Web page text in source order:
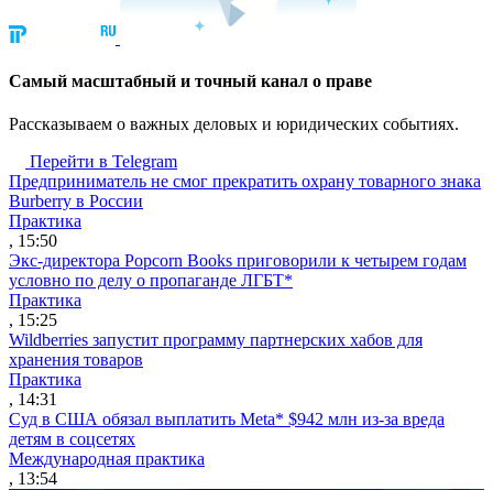
Cамый масштабный и точный канал о праве
Рассказываем о важных деловых и юридических событиях.
Перейти в Telegram
Предприниматель не смог прекратить охрану товарного знака
Burberry в России
Практика
, 15:50
Экс-директора Popcorn Books приговорили к четырем годам
условно по делу о пропаганде ЛГБТ*
Практика
, 15:25
Wildberries запустит программу партнерских хабов для
хранения товаров
Практика
, 14:31
Суд в США обязал выплатить Meta* $942 млн из-за вреда
детям в соцсетях
Международная практика
, 13:54